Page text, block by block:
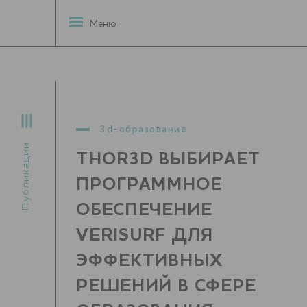
Публикации
Меню
3d-образование
THOR3D ВЫБИРАЕТ
ПРОГРАММНОЕ
ОБЕСПЕЧЕНИЕ
VERISURF ДЛЯ
ЭФФЕКТИВНЫХ
РЕШЕНИЙ В СФЕРЕ